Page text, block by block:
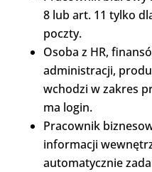
8 lub art. 11 tylko
poczty.
Osoba z HR,
administracji,
wchodzi w zakres
ma login.
Pracownik
informacji
automatycznie